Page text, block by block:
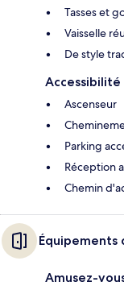
Tasses et
Vaisselle
De style
Accessibilité
Ascenseur
Parking
Réception
Chemin
Équipements
Amusez-